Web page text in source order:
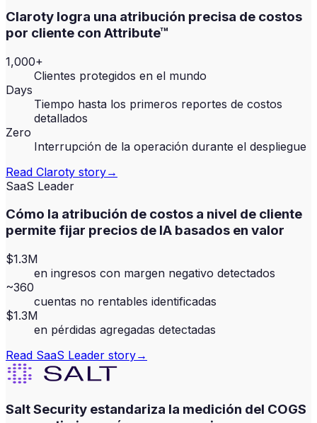
Claroty logra una atribución precisa de costos
por cliente con Attribute™
1,000+
Clientes protegidos en el mundo
Days
Tiempo hasta los primeros reportes de costos
detallados
Zero
Interrupción de la operación durante el despliegue
Read Claroty story→
SaaS Leader
Cómo la atribución de costos a nivel de cliente
permite fijar precios de IA basados en valor
$1.3M
en ingresos con margen negativo detectados
~360
cuentas no rentables identificadas
$1.3M
en pérdidas agregadas detectadas
Read SaaS Leader story→
Salt Security estandariza la medición del COGS